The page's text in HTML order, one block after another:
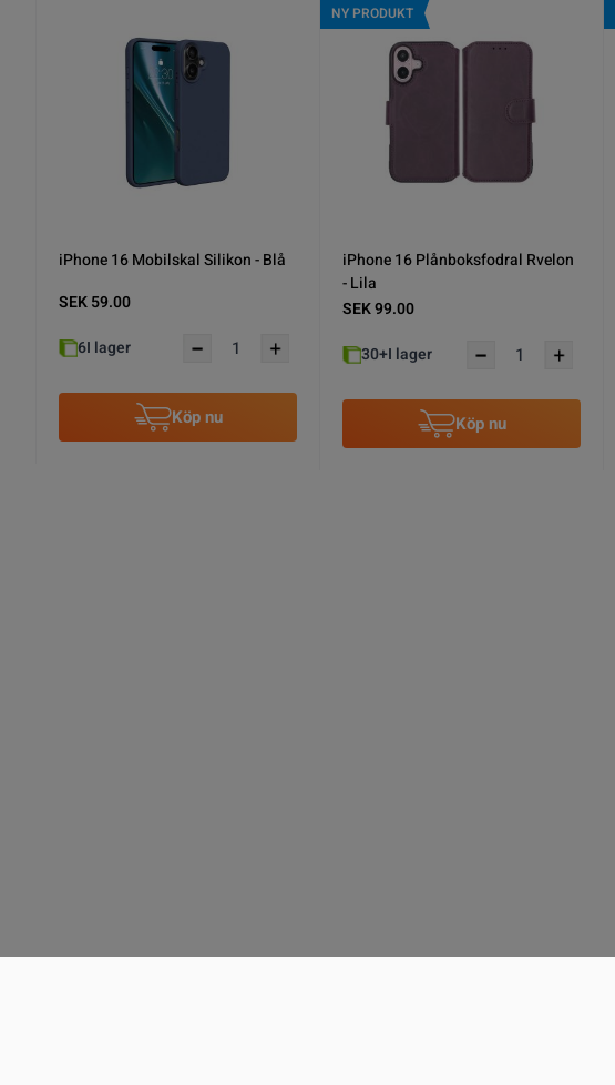
iPhone 16 Mobilskal Magnet
SEK 99.00
6I lager
Köp nu
NY PRODUKT
iPhone 16 Mobilskal Silikon
Rvelon - Röd
SEK 99.00
21I lager
Köp nu